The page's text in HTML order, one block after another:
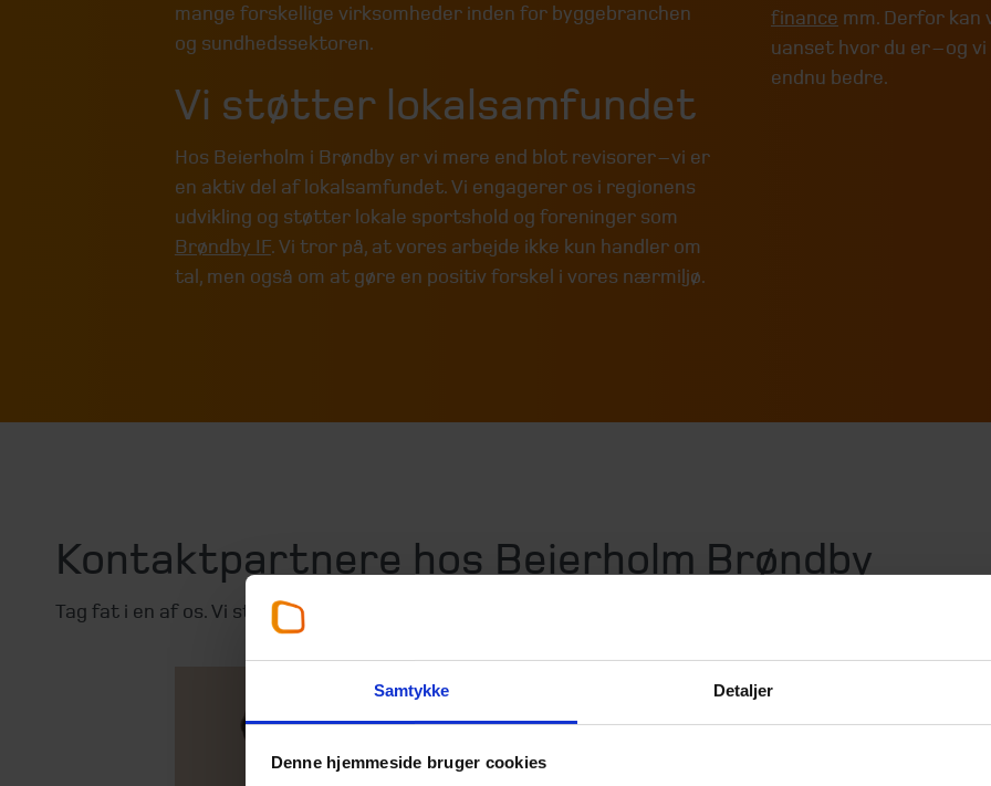
Samtykke Detaljer
Denne hjemmeside bruger cookies
mange forskellige virksomheder inden for byggebranchen
og sundhedssektoren.
Vi støtter lokalsamfundet
Hos Beierholm i Brøndby er vi mere end blot revisorer – vi er
en aktiv del af lokalsamfundet. Vi engagerer os i regionens
udvikling og støtter lokale sportshold og foreninger som
Brøndby IF. Vi tror på, at vores arbejde ikke kun handler om
tal, men også om at gøre en positiv forskel i vores nærmiljø.
finance mm. Derfor kan
uanset hvor du er – og
endnu bedre.
Kontaktpartnere hos Beierholm Brøndby
Tag fat i en af os. Vi står klar til at hjælpe.